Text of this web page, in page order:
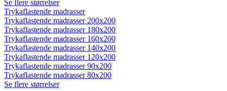
Se flere størrelser
Trykaflastende madrasser
Trykaflastende madrasser 200x200
Trykaflastende madrasser 180x200
Trykaflastende madrasser 160x200
Trykaflastende madrasser 140x200
Trykaflastende madrasser 120x200
Trykaflastende madrasser 90x200
Trykaflastende madrasser 80x200
Se flere størrelser